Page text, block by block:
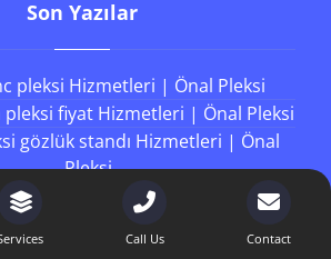
Son Yazılar
pleksi Hizmetleri | Önal Pleksi
fiyat Hizmetleri | Önal Pleksi
gözlük standı Hizmetleri | Önal
Pleksi
metrekare fiyatları Hizmetleri
pleksi Hizmetleri | Önal Pleksi
Call Us Contact